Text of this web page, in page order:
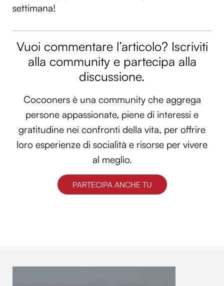
settimana!
Vuoi commentare l’articolo? Iscriviti
alla community e partecipa alla
discussione.
Cocooners è una community che aggrega
persone appassionate, piene di interessi e
gratitudine nei confronti della vita, per offrire
loro esperienze di socialità e risorse per vivere
al meglio.
PARTECIPA ANCHE TU